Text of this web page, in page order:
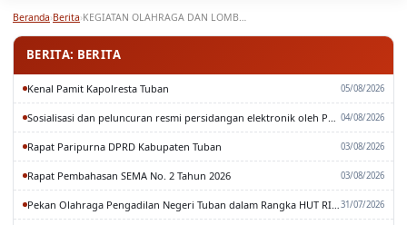
Beranda›Berita› KEGIATAN OLAHRAGA DAN LOMBA DALAM RANGKA MEMPERINGATI HUT…
BERITA: BERITA
Kenal Pamit Kapolresta Tuban 05/08/2026
04/08/2026
Rapat Paripurna DPRD Kabupaten Tuban 03/08/2026
Rapat Pembahasan SEMA No. 2 Tahun 2026 03/08/2026
31/07/2026